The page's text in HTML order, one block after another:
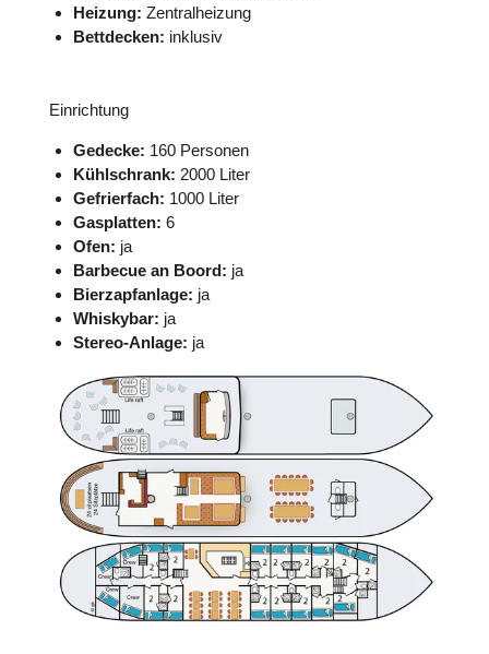
Heizung: Zentralheizung
Bettdecken: inklusiv
Einrichtung
Gedecke: 160 Personen
Kühlschrank: 2000 Liter
Gefrierfach: 1000 Liter
Gasplatten: 6
Ofen: ja
Barbecue an Boord: ja
Bierzapfanlage: ja
Whiskybar: ja
Stereo-Anlage: ja